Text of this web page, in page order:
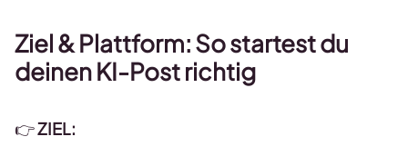
Ziel & Plattform: So startest du
deinenKI-Post richtig
👉ZIEL: